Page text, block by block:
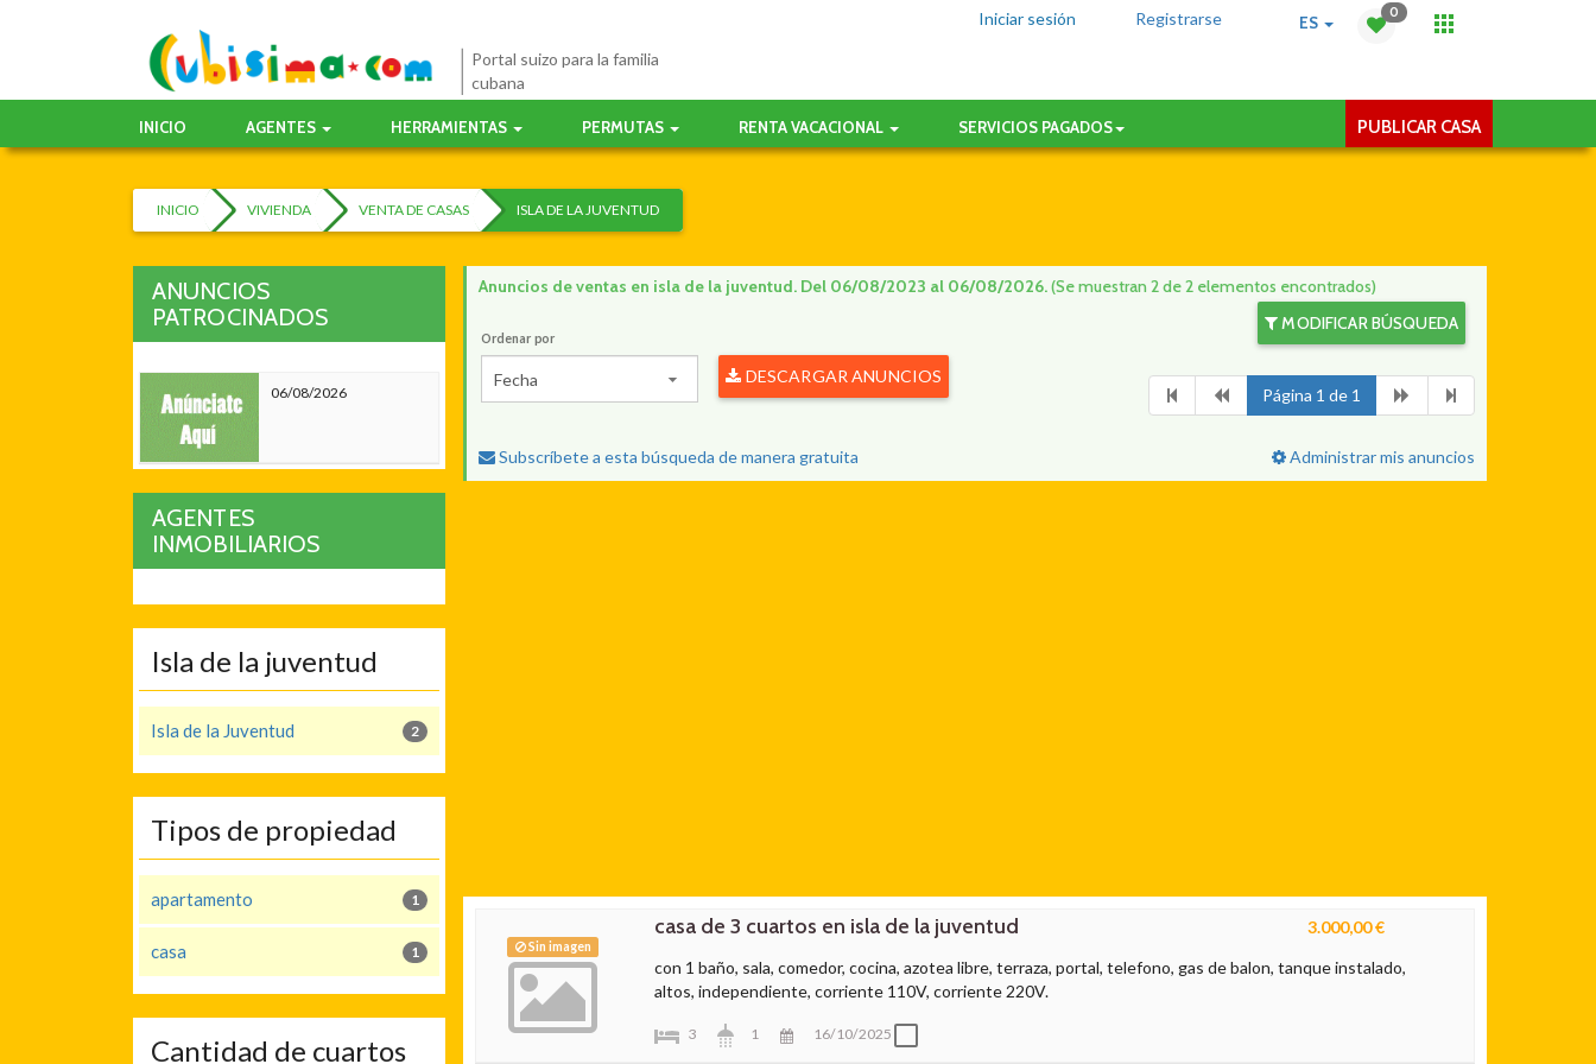
0
ES
Registrarse
Iniciar sesión
Portal suizo para la familia
cubana
INICIO AGENTES HERRAMIENTAS PERMUTAS RENTA VACACIONAL SERVICIOS PAGADOS PUBLICAR CASA
INICIO VIVIENDA VENTA DE CASAS ISLA DE LA JUVENTUD
ANUNCIOS
PATROCINADOS
06/08/2026
AGENTES
INMOBILIARIOS
Isla de la juventud
2
Isla de la Juventud
Tipos de propiedad
1
apartamento
1
casa
Cantidad de cuartos
Anuncios de ventas en isla de la juventud. Del 06/08/2023 al 06/08/2026.(Se muestran 2 de 2 elementos encontrados)
MODIFICAR BÚSQUEDA
Ordenar por
Fecha
DESCARGAR ANUNCIOS
Página 1 de 1
Subscríbete a esta búsqueda de manera gratuita Administrar mis anuncios
Sin imagen
casa de 3 cuartos en isla de la juventud
con 1 baño, sala, comedor, cocina, azotea libre, terraza, portal, telefono, gas de balon, tanque instalado,
altos, independiente, corriente 110V, corriente 220V.
3 1 16/10/2025
3.000,00 €